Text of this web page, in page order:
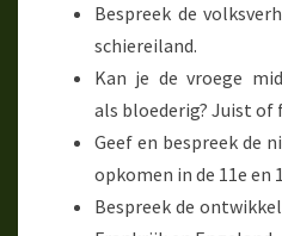
Bespreek de
schiereiland.
Kan je de vroege
als bloederig? Juist of
Geef en bespreek de
opkomen in de 11e en
Bespreek de